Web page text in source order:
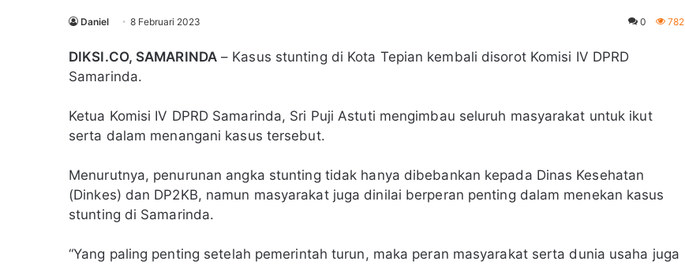
Daniel 8 Februari 2023 0 782
DIKSI.CO, SAMARINDA– Kasus stunting di Kota Tepian kembali disorot Komisi IV DPRD
Samarinda.
Ketua Komisi IV DPRD Samarinda, Sri Puji Astuti mengimbau seluruh masyarakat untuk ikut
serta dalam menangani kasus tersebut.
Menurutnya, penurunan angka stunting tidak hanya dibebankan kepada Dinas Kesehatan
(Dinkes) dan DP2KB, namun masyarakat juga dinilai berperan penting dalam menekan kasus
stunting di Samarinda.
“Yang paling penting setelah pemerintah turun, maka peran masyarakat serta dunia usaha juga